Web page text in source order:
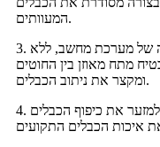
המעוותים.
3. משלב עיצובים מצוינים כגון מרחק גדילה של מערכת מחשב, ללא
מתח מאוזן בין החוטים
ומקצר את ניתוב הכבלים.
4. מגדיל את קוטר גלגל מוביל ההגה כדי למזער את כיפוף הכבלים